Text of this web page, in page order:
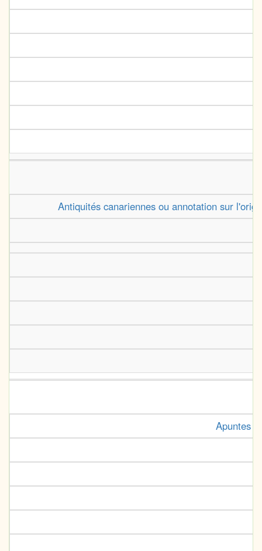
Antiquités canariennes ou annotation sur
Apuntes